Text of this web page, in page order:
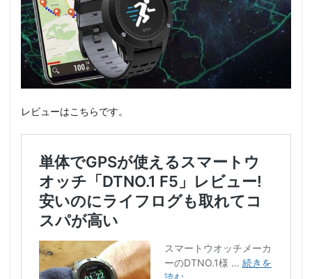
レビューはこちらです。